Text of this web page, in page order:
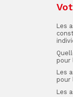
Les
pour
Les
pour
Les